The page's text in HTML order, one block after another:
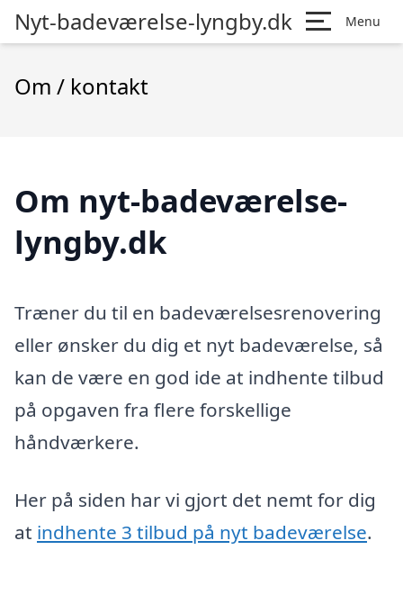
Nyt-badeværelse-lyngby.dk Menu
Om / kontakt
Om nyt-badeværelse-
lyngby.dk
Træner du til en badeværelsesrenovering
eller ønsker du dig et nyt badeværelse, så
kan de være en god ide at indhente tilbud
på opgaven fra flere forskellige
håndværkere.
Her på siden har vi gjort det nemt for dig
at indhente 3 tilbud på nyt badeværelse.